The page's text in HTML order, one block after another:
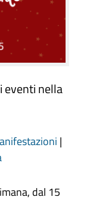
eventi nella
|
dal 15